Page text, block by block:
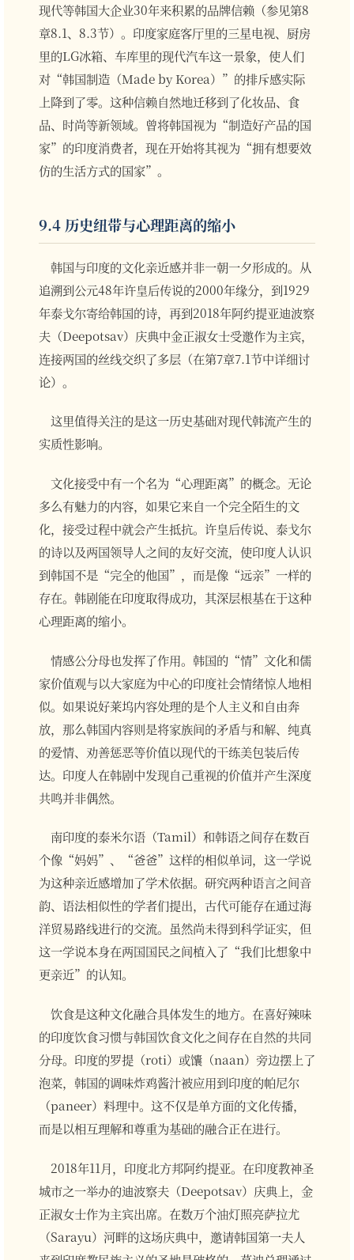
现代等韩国大企业30年来积累的品牌信赖（参见第8
章8.1、8.3节）。印度家庭客厅里的三星电视、厨房
里的LG冰箱、车库里的现代汽车这一景象，使人们
对“韩国制造（Made by Korea）”的排斥感实际
上降到了零。这种信赖自然地迁移到了化妆品、食
品、时尚等新领域。曾将韩国视为“制造好产品的国
家”的印度消费者，现在开始将其视为“拥有想要效
仿的生活方式的国家”。
9.4 历史纽带与心理距离的缩小
韩国与印度的文化亲近感并非一朝一夕形成的。从
追溯到公元48年许皇后传说的2000年缘分，到1929
年泰戈尔寄给韩国的诗，再到2018年阿约提亚迪波察
夫（Deepotsav）庆典中金正淑女士受邀作为主宾，
连接两国的丝线交织了多层（在第7章7.1节中详细讨
论）。
这里值得关注的是这一历史基础对现代韩流产生的
实质性影响。
文化接受中有一个名为“心理距离”的概念。无论
多么有魅力的内容，如果它来自一个完全陌生的文
化，接受过程中就会产生抵抗。许皇后传说、泰戈尔
的诗以及两国领导人之间的友好交流，使印度人认识
到韩国不是“完全的他国”，而是像“远亲”一样的
存在。韩剧能在印度取得成功，其深层根基在于这种
心理距离的缩小。
情感公分母也发挥了作用。韩国的“情”文化和儒
家价值观与以大家庭为中心的印度社会情绪惊人地相
似。如果说好莱坞内容处理的是个人主义和自由奔
放，那么韩国内容则是将家族间的矛盾与和解、纯真
的爱情、劝善惩恶等价值以现代的干练美包装后传
达。印度人在韩剧中发现自己重视的价值并产生深度
共鸣并非偶然。
南印度的泰米尔语（Tamil）和韩语之间存在数百
个像“妈妈”、“爸爸”这样的相似单词，这一学说
为这种亲近感增加了学术依据。研究两种语言之间音
韵、语法相似性的学者们提出，古代可能存在通过海
洋贸易路线进行的交流。虽然尚未得到科学证实，但
这一学说本身在两国国民之间植入了“我们比想象中
更亲近”的认知。
饮食是这种文化融合具体发生的地方。在喜好辣味
的印度饮食习惯与韩国饮食文化之间存在自然的共同
分母。印度的罗提（roti）或馕（naan）旁边摆上了
泡菜，韩国的调味炸鸡酱汁被应用到印度的帕尼尔
（paneer）料理中。这不仅是单方面的文化传播，
而是以相互理解和尊重为基础的融合正在进行。
2018年11月，印度北方邦阿约提亚。在印度教神圣
城市之一举办的迪波察夫（Deepotsav）庆典上，金
正淑女士作为主宾出席。在数万个油灯照亮萨拉尤
（Sarayu）河畔的这场庆典中，邀请韩国第一夫人